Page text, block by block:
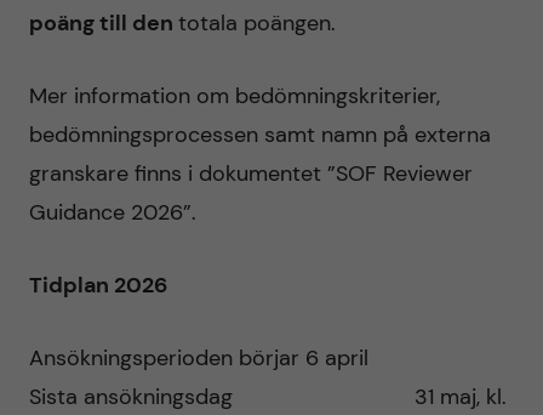
poäng till den totala poängen.
Mer information om bedömningskriterier,
bedömningsprocessen samt namn på externa
granskare finns i dokumentet ”SOF Reviewer
Guidance 2026”.
Tidplan 2026
Ansökningsperioden börjar 6 april
Sista ansökningsdag 31 maj, kl.